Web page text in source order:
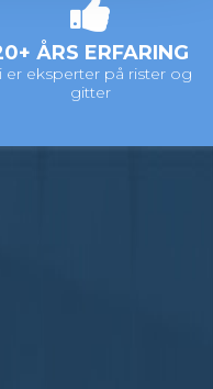
ÅRS ERFARING
er eksperter på rister og
gitter